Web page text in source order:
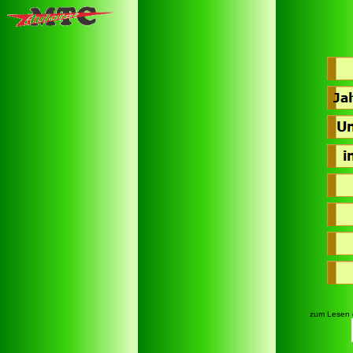
zum Lesen